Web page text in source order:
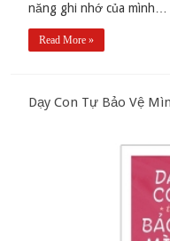
năng ghi nhớ của
Read More »
Dạy Con Tự Bảo Vệ